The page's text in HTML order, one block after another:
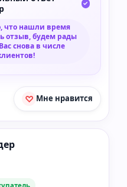
что нашли время
отзыв, будем рады
снова в числе
Мне нравится